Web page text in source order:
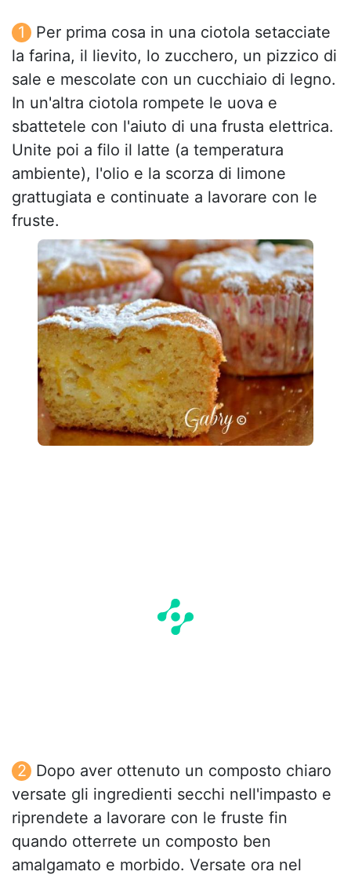
Per prima cosa in una ciotola setacciate
la farina, il lievito, lo zucchero, un pizzico di
sale e mescolate con un cucchiaio di legno.
In un'altra ciotola rompete le uova e
sbattetele con l'aiuto di una frusta elettrica.
Unite poi a filo il latte (a temperatura
ambiente), l'olio e la scorza di limone
grattugiata e continuate a lavorare con le
fruste.
Dopo aver ottenuto un composto chiaro
versate gli ingredienti secchi nell'impasto e
riprendete a lavorare con le fruste fin
quando otterrete un composto ben
amalgamato e morbido. Versate ora nel